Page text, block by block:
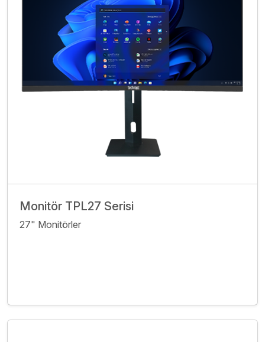
Monitör TPL27 Serisi
27" Monitörler